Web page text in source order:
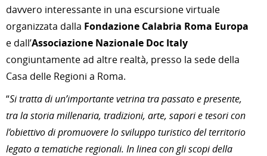
davvero interessante in una escursione virtuale
organizzata dalla Fondazione Calabria Roma Europa
e dall’Associazione Nazionale Doc Italy
congiuntamente ad altre realtà, presso la sede della
Casa delle Regioni a Roma.
“Si tratta di un’importante vetrina tra passato e presente,
tra la storia millenaria, tradizioni, arte, sapori e tesori con
l’obiettivo di promuovere lo sviluppo turistico del territorio
legato a tematiche regionali. In linea con gli scopi della